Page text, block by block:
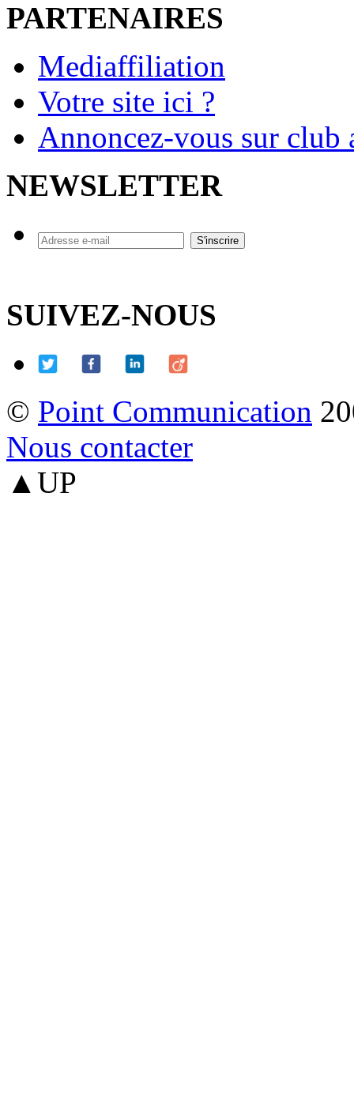
PARTENAIRES
Mediaffiliation
Votre site ici ?
Annoncez-vous sur
NEWSLETTER
SUIVEZ-NOUS
© Point Communication
Nous contacter
▲UP